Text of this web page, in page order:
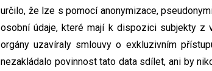
určilo, že lze s pomocí anonymizace,
osobní údaje, které mají k dispozici subjekty z
orgány uzavíraly smlouvy o exkluzivním
nezakládalo povinnost tato data sdílet, ani by